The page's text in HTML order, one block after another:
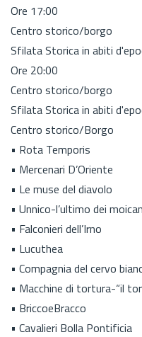
Ore 17:00
Centro storico/borgo
Sfilata Storica in abiti
Ore 20:00
Centro storico/borgo
Sfilata Storica in abiti
Centro storico/Borgo
• Rota Temporis
• Mercenari D’Oriente
• Le muse del diavolo
• Unnico-l’ultimo dei
• Falconieri dell’Irno
• Lucuthea
• Compagnia del cervo
• Macchine di tortura-“il
• BriccoeBracco
• Cavalieri Bolla Pontificia